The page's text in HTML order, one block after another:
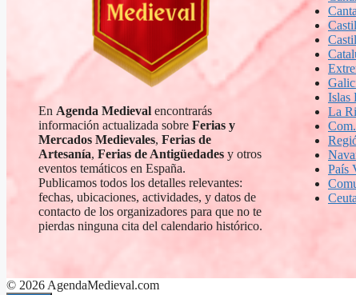
En Agenda Medieval encontrarás
información actualizada sobre Ferias y
Mercados Medievales, Ferias de
Artesanía, Ferias de Antigüedades y otros
eventos temáticos en España.
Publicamos todos los detalles relevantes:
fechas, ubicaciones, actividades, y datos de
contacto de los organizadores para que no te
pierdas ninguna cita del calendario histórico.
Islas
La
País
© 2026 AgendaMedieval.com